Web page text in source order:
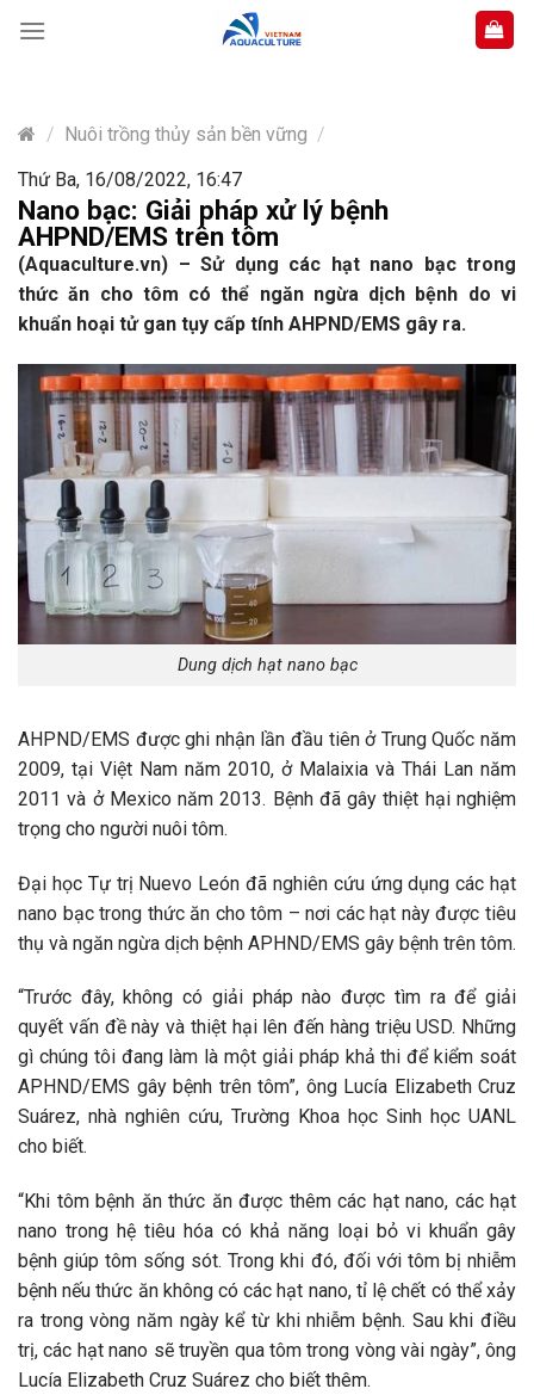
content
/ Nuôi trồng thủy sản bền vững /
Thứ Ba, 16/08/2022, 16:47
Nano bạc: Giải pháp xử lý bệnh
AHPND/EMS trên tôm
(Aquaculture.vn) – Sử dụng các hạt nano bạc trong
thức ăn cho tôm có thể ngăn ngừa dịch bệnh do vi
khuẩn hoại tử gan tụy cấp tính AHPND/EMS gây ra.
Dung dịch hạt nano bạc
AHPND/EMS được ghi nhận lần đầu tiên ở Trung Quốc năm
2009, tại Việt Nam năm 2010, ở Malaixia và Thái Lan năm
2011 và ở Mexico năm 2013. Bệnh đã gây thiệt hại nghiệm
trọng cho người nuôi tôm.
Đại học Tự trị Nuevo León đã nghiên cứu ứng dụng các hạt
nano bạc trong thức ăn cho tôm – nơi các hạt này được tiêu
thụ và ngăn ngừa dịch bệnh APHND/EMS gây bệnh trên tôm.
“Trước đây, không có giải pháp nào được tìm ra để giải
quyết vấn đề này và thiệt hại lên đến hàng triệu USD. Những
gì chúng tôi đang làm là một giải pháp khả thi để kiểm soát
APHND/EMS gây bệnh trên tôm”, ông Lucía Elizabeth Cruz
Suárez, nhà nghiên cứu, Trường Khoa học Sinh học UANL
cho biết.
“Khi tôm bệnh ăn thức ăn được thêm các hạt nano, các hạt
nano trong hệ tiêu hóa có khả năng loại bỏ vi khuẩn gây
bệnh giúp tôm sống sót. Trong khi đó, đối với tôm bị nhiễm
bệnh nếu thức ăn không có các hạt nano, tỉ lệ chết có thể xảy
ra trong vòng năm ngày kể từ khi nhiễm bệnh. Sau khi điều
trị, các hạt nano sẽ truyền qua tôm trong vòng vài ngày”, ông
Lucía Elizabeth Cruz Suárez cho biết thêm.